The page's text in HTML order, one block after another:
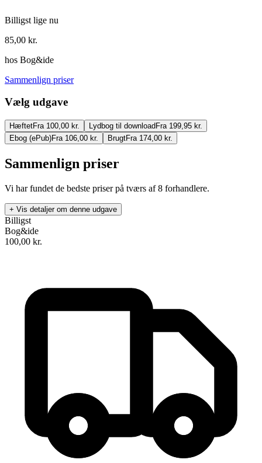
Billigst lige nu
85,00 kr.
hos Bog&ide
Sammenlign priser
Vælg udgave
HæftetFra 100,00 kr. Lydbog til download Fra 199,95 kr.
Ebog (ePub)Fra 106,00 kr. BrugtFra 174,00 kr.
Sammenlign priser
Vi har fundet de bedste priser på tværs af 8 forhandlere.
+ Vis detaljer om denne udgave
Men nok om det
Forlaget Brændpunkt
Udgivet:
10. juni 2019
Billigst
Bog&ide
100,00 kr.